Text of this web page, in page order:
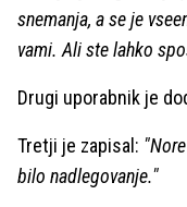
snemanja, a se je
vami. Ali ste lahko
Drugi uporabnik je
Tretji je zapisal:
bilo nadlegovanje."